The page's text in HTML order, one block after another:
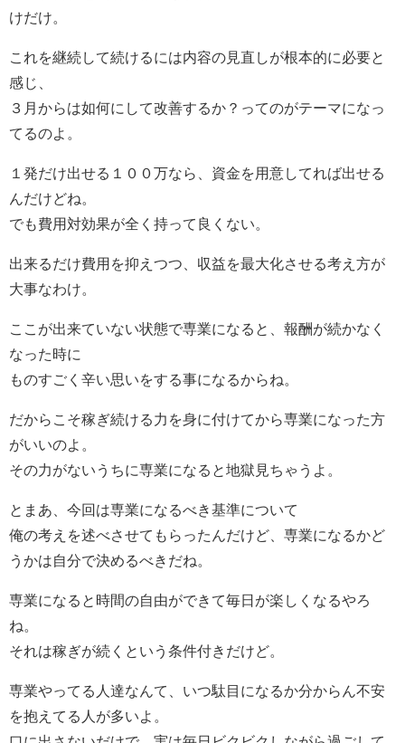
けだけ。
これを継続して続けるには内容の見直しが根本的に必要と
感じ、
３月からは如何にして改善するか？ってのがテーマになっ
てるのよ。
１発だけ出せる１００万なら、資金を用意してれば出せる
んだけどね。
でも費用対効果が全く持って良くない。
出来るだけ費用を抑えつつ、収益を最大化させる考え方が
大事なわけ。
ここが出来ていない状態で専業になると、報酬が続かなく
なった時に
ものすごく辛い思いをする事になるからね。
だからこそ稼ぎ続ける力を身に付けてから専業になった方
がいいのよ。
その力がないうちに専業になると地獄見ちゃうよ。
とまあ、今回は専業になるべき基準について
俺の考えを述べさせてもらったんだけど、専業になるかど
うかは自分で決めるべきだね。
専業になると時間の自由ができて毎日が楽しくなるやろ
ね。
それは稼ぎが続くという条件付きだけど。
専業やってる人達なんて、いつ駄目になるか分からん不安
を抱えてる人が多いよ。